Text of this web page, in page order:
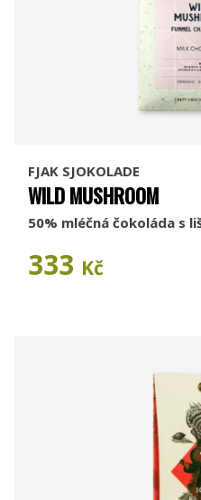
FJAK SJOKOLADE
WILD MUSHROOM
50% mléčná čokoláda s
333 Kč